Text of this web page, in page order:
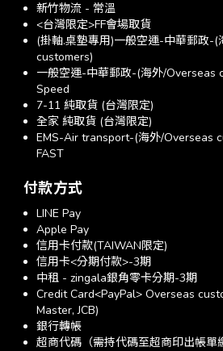
新竹物流 - 常溫
<台灣限定>FF會場取貨
(掛軸.桌墊專用)一般空運-中華郵政-(
customers)
一般空運-中華郵政-(海外/Overseas
Speed
7-11 純取貨 (台灣限定)
全家 純取貨 (台灣限定)
EMS-Air transport-(海外/Overseas
FAST
付款方式
LINE Pay
Apple Pay
信用卡付款(TAIWAN限定)
信用卡<分期付款>-3期
中租 - zingala銀角零卡分期-3期
Credit Card<PayPal> Overseas
Master, JCB)
銀行轉帳
超商代碼（需持代碼至超商印出帳單